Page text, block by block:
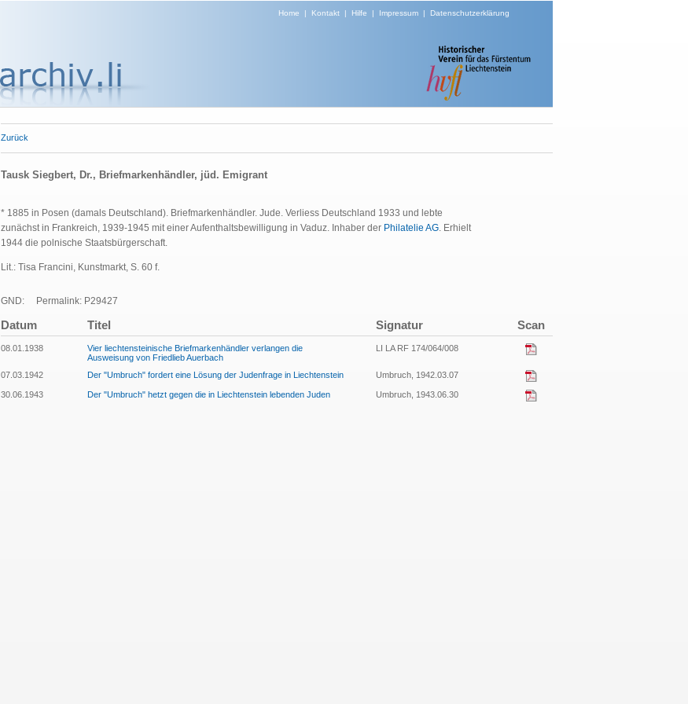
Home | Kontakt| Hilfe | Impressum| Datenschutzerklärung
Zurück
Tausk Siegbert, Dr., Briefmarkenhändler, jüd. Emigrant
* 1885 in Posen (damals Deutschland). Briefmarkenhändler. Jude. Verliess Deutschland 1933 und lebte
zunächst in Frankreich, 1939-1945 mit einer Aufenthaltsbewilligung in Vaduz. Inhaber der Philatelie AG. Erhielt
1944 die polnische Staatsbürgerschaft.
Lit.: Tisa Francini, Kunstmarkt, S. 60 f.
GND: Permalink: P29427
Datum Titel Signatur Scan
08.01.1938
Vier liechtensteinische Briefmarkenhändler verlangen die
Ausweisung von Friedlieb Auerbach
LI LA RF 174/064/008
07.03.1942 Der "Umbruch" fordert eine Lösung der Judenfrage in Liechtenstein Umbruch, 1942.03.07
30.06.1943 Der "Umbruch" hetzt gegen die in Liechtenstein lebenden Juden Umbruch, 1943.06.30